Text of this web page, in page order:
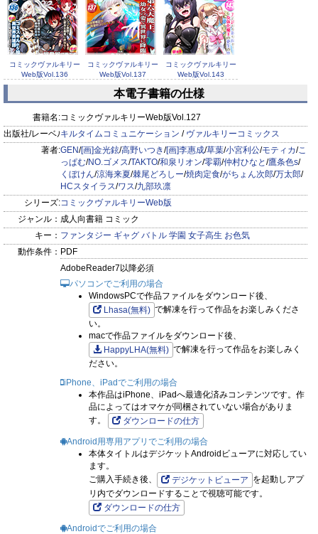
作：もち キャラクター原案：218
『姫騎士がクラスメート！ THE COMIC』漫画：NO.ゴメス 原
作：EKZ 漫画原案：空蝉 キャラクター原案：吉沢メガネ
『VRエロゲーやってたら異世界に転生したので、美少女魔王
を○○化する ～クロスアウト・セイバー～』TAKTO 原作：仁科
『惚れ症のハーフエルフさん THE COMIC』和泉リオン 原作：
神尾丈治 キャラクター原案：サクマ伺貴
『ゲーマーが異世界魂転してハーレム人生へコンティニューす
るそうです THE COMIC』零覇 原作：etose キャラクター原
案：りょう＠涼
『始まりの魔法使い』仲村ひなと 原作：石之宮カント キャラ
クター原案：ファルまろ
『間違い勇者の選択 出来損ない初級魔術師、勇者召喚に巻き込
まれる』鷹条色s
『異世界喰滅のサメ』くぼけん
『魔王城デート大作戦！』涼海来夏
『見えてますよ!愛沢さん』棘尾どろしー
『人妻と○○』焼肉定食
『異世界AV撮影隊 リマスター』がちょん次郎
『異世界帰りのアラフォーリーマン、17歳の頃に戻って無双す
る ～90's Report～』HCスタイラス 原作：遊野優矢 キャラク
ター原案：へいろー
『世呑の竜』ワス
『恋獄島 ～極地恋愛～』九部玖凛 原作：七色春日 キャラクタ
ーデザイン：魁李
コミックヴァルキリー
Web版Vol.136
コミックヴァルキリー
Web版Vol.137
コミックヴァルキリー
Web版Vol.143
コミックヴァルキリー
Web版Vol.129
コミックヴァルキリー
Web版Vol.134
コミックヴァルキリー
Web版Vol.135
コミックヴァルキリー
本電子書籍の仕様
書籍名:コミックヴァルキリーWeb版Vol.127
出版社/レーベル:キルタイムコミュニケーション / ヴァルキリーコミックス
著者:GEN/[画]金光鉉/高野いつき/[画]李惠成/草葉/小宮利公/モティカ/こ
っぱむ/NO.ゴメス/TAKTO/和泉リオン/零覇/仲村ひなと /鷹条色s/
くぼけん/涼海来夏/棘尾どろしー/焼肉定食/がちょん次郎/万太郎/
HCスタイラス/ワス/九部玖凛
シリーズ:コミックヴァルキリーWeb版
ジャンル： 成人向書籍 コミック
キー： ファンタジー ギャグ バトル 学園 女子高生 お色気
動作条件： PDF
AdobeReader7以降必須
パソコンでご利用の場合
WindowsPCで作品ファイルをダウンロード後、
Lhasa(無料) で解凍を行って作品をお楽しみくださ
い。
macで作品ファイルをダウンロード後、
HappyLHA(無料) で解凍を行って作品をお楽しみく
ださい。
iPhone、iPadでご利用の場合
本作品はiPhone、iPadへ最適化済みコンテンツです。作
品によってはオマケが同梱されていない場合がありま
す。
ダウンロードの仕方
Android用専用アプリでご利用の場合
本体タイトルはデジケットAndroidビューアに対応してい
ます。
ご購入手続き後、
デジケットビューア を起動しアプ
リ内でダウンロードすることで視聴可能です。
ダウンロードの仕方
Androidでご利用の場合